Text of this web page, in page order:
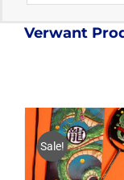
Verwant
Sale!